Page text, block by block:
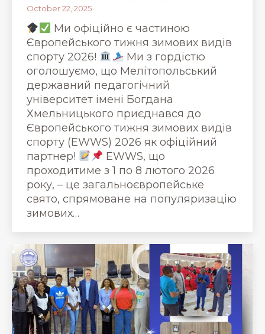
October 22, 2025
Ми офіційно є частиною
Європейського тижня зимових видів
спорту 2026!
Ми з гордістю
оголошуємо, що Мелітопольський
державний педагогічний
університет імені Богдана
Хмельницького приєднався до
Європейського тижня зимових видів
спорту (EWWS) 2026 як офіційний
партнер!
EWWS, що
проходитиме з 1 по 8 лютого 2026
року, – це загальноєвропейське
свято, спрямоване на популяризацію
зимових…